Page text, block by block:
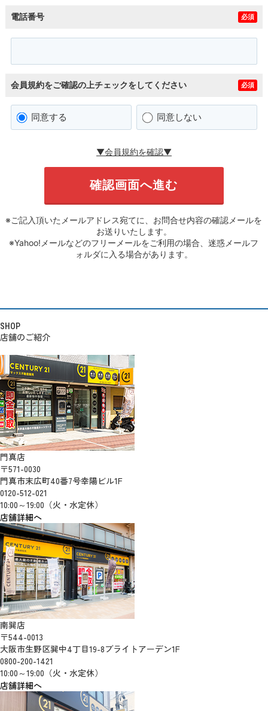
電話番号 必須
会員規約をご確認の上チェックをしてください 必須
同意する 同意しない
▼会員規約を確認▼
※ご記入頂いたメールアドレス宛てに、お問合せ内容の確認メールを
お送りいたします。
※Yahoo!メールなどのフリーメールをご利用の場合、迷惑メールフ
ォルダに入る場合があります。
SHOP
店舗のご紹介
門真店
〒571-0030
門真市末広町40番7号幸陽ビル1F
0120-512-021
10:00～19:00（火・水定休）
店舗詳細へ
南巽店
〒544-0013
大阪市生野区巽中4丁目19-8ブライトアーデン1F
0800-200-1421
10:00～19:00（火・水定休）
店舗詳細へ